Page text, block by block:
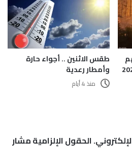
طقس الاثنين .. أجواء حارة
وأمطار رعدية
منذ 4 أيام
الحقول الإلزامية مشار